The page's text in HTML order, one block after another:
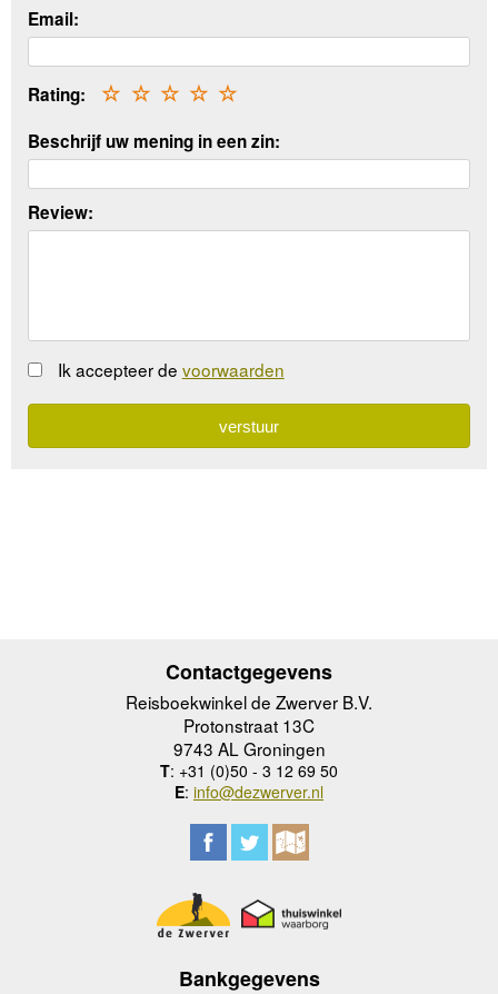
Email:
Rating: ☆
☆
☆
☆
☆
Beschrijf uw mening in een zin:
Review:
Ik accepteer de voorwaarden
Contactgegevens
Reisboekwinkel de Zwerver B.V.
Protonstraat 13C
9743 AL Groningen
T: +31 (0)50 - 3 12 69 50
E: info@dezwerver.nl
Bankgegevens